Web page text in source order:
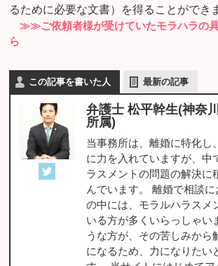
るために必要な文書）を得ることができ
≫≫ご依頼者様が受けていたモラハラの
ら
この記事を書いた人 最新の記事
弁護士 松平幹生(神奈
所属)
当事務所は、離婚に特化し
に力を入れていますが、中
ラスメントの問題の解決に
んでいます。 離婚で相談
の中には、モラルハラスメ
いる方が多くいらっしゃい
うな方が、その苦しみから
になるため、力になりたい